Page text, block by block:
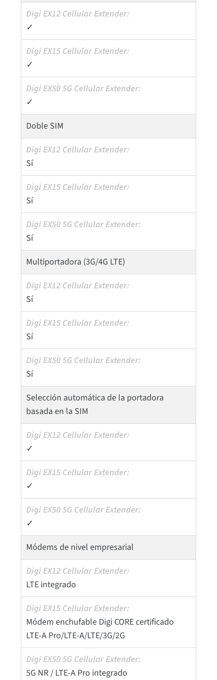
✓
✓
✓
Doble SIM
Sí
Sí
Sí
Multiportadora (3G/4G LTE)
Sí
Sí
Sí
Selección automática de la portadora
basada en la SIM
✓
✓
✓
Módems de nivel empresarial
LTE integrado
Módem enchufable Digi CORE certificado
LTE-A Pro/LTE-A/LTE/3G/2G
5G NR / LTE-A Pro integrado